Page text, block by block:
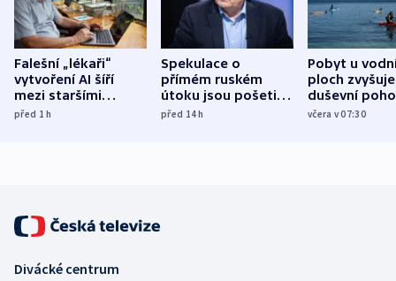
Falešní „lékaři“
vytvoření AI šíří
mezi staršími
Poláky nebezpečné
před 1h
Spekulace o
přímém ruském
útoku jsou pošetilé,
míní estonský
před 14h
Pobyt u
ploch zvyšuje
duševní
ukázala
včera v 07:30
Divácké centrum